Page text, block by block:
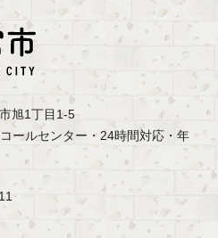
旭1丁目1-5
ールセンター・24時間対応・年